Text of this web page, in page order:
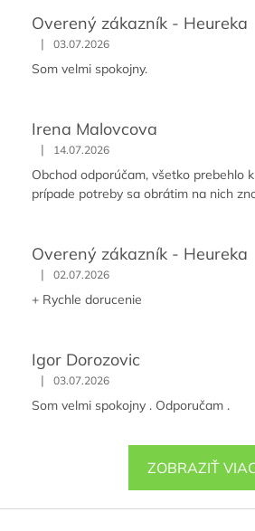
Overený zákazník - Heureka
| 03.07.2026
Som velmi spokojny.
Irena Malovcova
| 14.07.2026
Obchod odporúčam, všetko prebehlo
prípade potreby sa obrátim na nich
Overený zákazník - Heureka
| 02.07.2026
+ Rychle dorucenie
Igor Dorozovic
| 03.07.2026
Som velmi spokojny . Odporučam .
ZOBRAZIŤ
Z